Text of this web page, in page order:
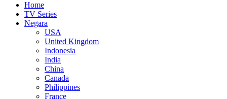
Home
TV Series
Negara
USA
United Kingdom
Indonesia
India
China
Canada
Philippines
France